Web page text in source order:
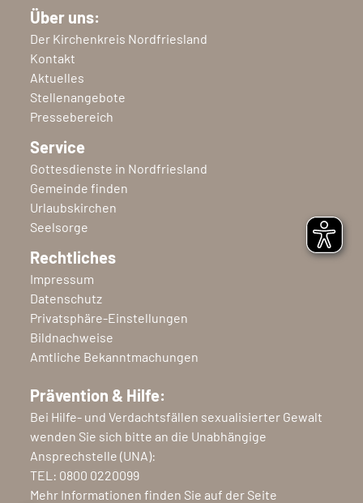
Über uns:
Der Kirchenkreis Nordfriesland
Kontakt
Aktuelles
Stellenangebote
Pressebereich
Service
Gottesdienste in Nordfriesland
Gemeinde finden
Urlaubskirchen
Seelsorge
Rechtliches
Impressum
Datenschutz
Privatsphäre-Einstellungen
Bildnachweise
Amtliche Bekanntmachungen
Prävention & Hilfe:
Bei Hilfe- und Verdachtsfällen sexualisierter Gewalt
wenden Sie sich bitte an die Unabhängige
Ansprechstelle (UNA):
TEL: 0800 0220099
Mehr Informationen finden Sie auf der Seite